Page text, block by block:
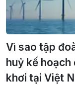
Vì sao tập
huỷ kế
khơi tại Việt